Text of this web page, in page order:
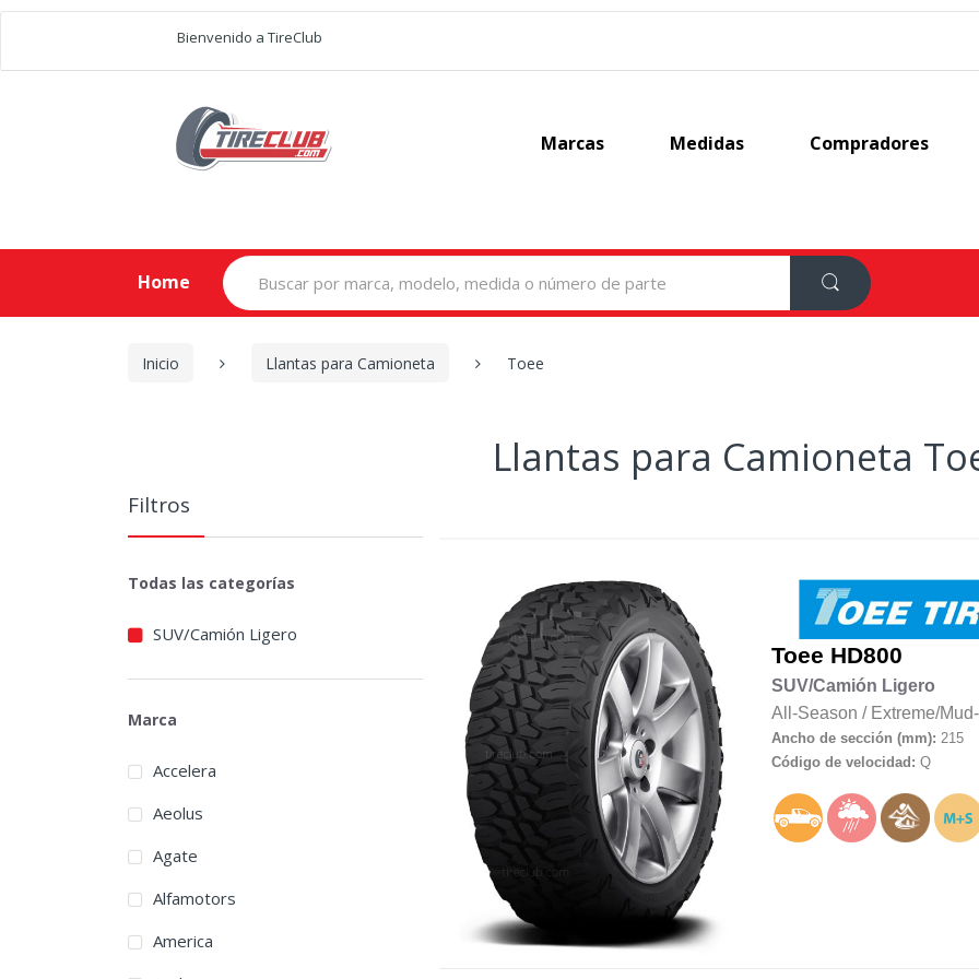
Bienvenido a TireClub
Marcas Medidas Compradores
Home
Search
for:
Inicio Llantas para Camioneta Toee
Llantas para Camioneta
Toee HD800
SUV/Camión Ligero
All-Season / Extreme/
Ancho de sección (mm): 215
Código de velocidad: Q
Filtros
Todas las categorías
SUV/Camión Ligero
Marca
Accelera
Aeolus
Agate
Alfamotors
America